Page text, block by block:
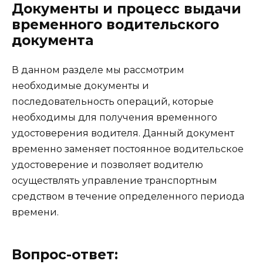
Документы и процесс выдачи
временного водительского
документа
В данном разделе мы рассмотрим
необходимые документы и
последовательность операций, которые
необходимы для получения временного
удостоверения водителя. Данный документ
временно заменяет постоянное водительское
удостоверение и позволяет водителю
осуществлять управление транспортным
средством в течение определенного периода
времени.
Вопрос-ответ: